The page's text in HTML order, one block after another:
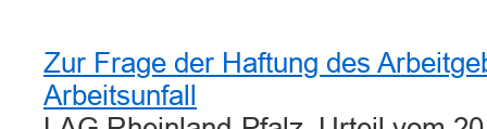
Zur Frage der Haftung des
Arbeitsunfall